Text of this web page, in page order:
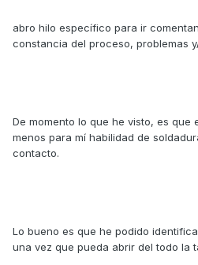
abro hilo específico para ir
constancia del proceso, problemas
De momento lo que he visto, es que
menos para mí habilidad de
contacto.
Lo bueno es que he podido
una vez que pueda abrir del todo la